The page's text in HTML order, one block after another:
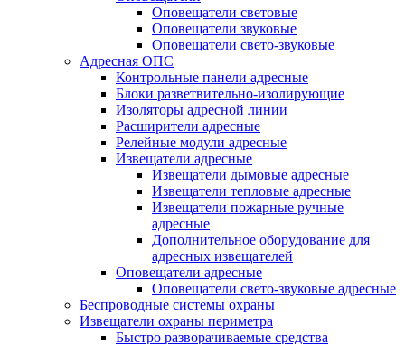
Оповещатели световые
Оповещатели звуковые
Оповещатели свето-звуковые
Адресная ОПС
Контрольные панели адресные
Блоки разветвительно-изолирующие
Изоляторы адресной линии
Расширители адресные
Релейные модули адресные
Извещатели адресные
Извещатели дымовые адресные
Извещатели тепловые адресные
Извещатели пожарные ручные
адресные
Дополнительное оборудование для
адресных извещателей
Оповещатели адресные
Оповещатели свето-звуковые адресные
Беспроводные системы охраны
Извещатели охраны периметра
Быстро разворачиваемые средства